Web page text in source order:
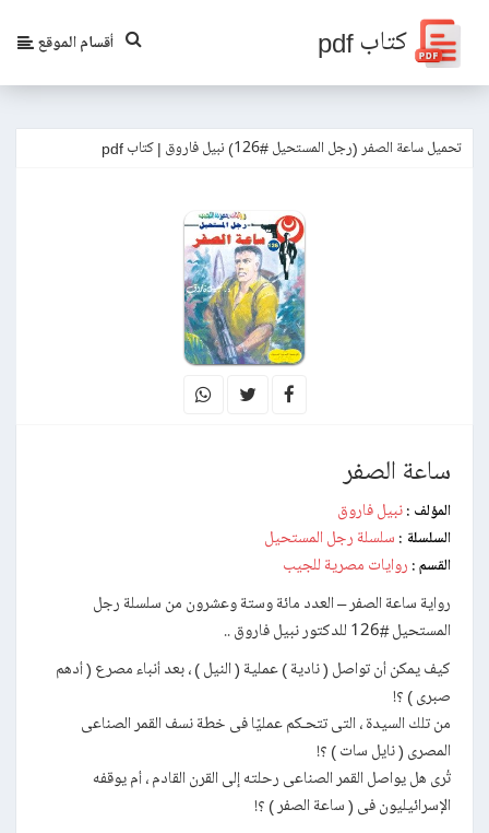
كتاب pdf أقسام الموقع
تحميل ساعة الصفر (رجل المستحيل #126) نبيل فاروق | كتاب pdf
ساعة الصفر
المؤلف : نبيل فاروق
السلسلة : سلسلة رجل المستحيل
القسم : روايات مصرية للجيب
رواية ساعة الصفر – العدد مائة وستة وعشرون من سلسلة رجل
المستحيل #126 للدكتور نبيل فاروق ..
كيف يمكن أن تواصل ( نادية ) عملية ( النيل ) ، بعد أنباء مصرع ( أدهم
صبرى ) ؟!
من تلك السيدة ، التى تتحـكم عمليًا فى خطة نسف القمر الصناعى
المصرى ( نايل سات ) ؟!
تُرى هل يواصل القمر الصناعى رحلته إلى القرن القادم ، أم يوقفه
الإسرائيليون فى ( ساعة الصفر ) ؟!